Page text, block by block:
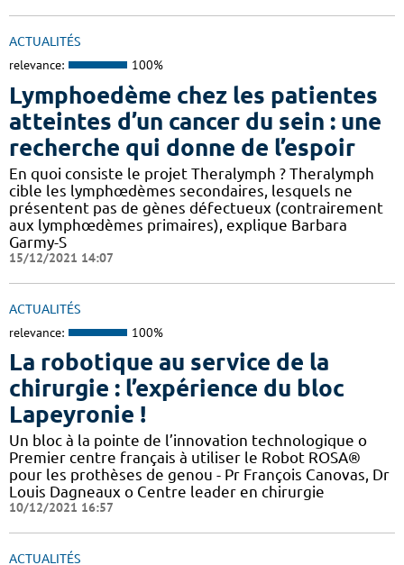
ACTUALITÉS
relevance: 100%
Lymphoedème chez les patientes
atteintes d’un cancer du sein : une
recherche qui donne de l’espoir
En quoi consiste le projet Theralymph ? Theralymph
cible les lymphœdèmes secondaires, lesquels ne
présentent pas de gènes défectueux (contrairement
aux lymphœdèmes primaires), explique Barbara
Garmy-S
15/12/2021 14:07
ACTUALITÉS
relevance: 100%
La robotique au service de la
chirurgie : l’expérience du bloc
Lapeyronie !
Un bloc à la pointe de l’innovation technologique o
Premier centre français à utiliser le Robot ROSA®
pour les prothèses de genou - Pr François Canovas, Dr
Louis Dagneaux o Centre leader en chirurgie
10/12/2021 16:57
ACTUALITÉS